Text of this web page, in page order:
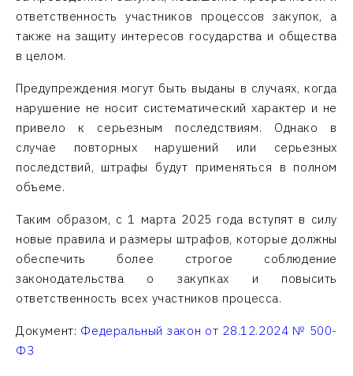
ответственность участников процессов закупок, а
также на защиту интересов государства и общества
в целом.
Предупреждения могут быть выданы в случаях, когда
нарушение не носит систематический характер и не
привело к серьезным последствиям. Однако в
случае повторных нарушений или серьезных
последствий, штрафы будут применяться в полном
объеме.
Таким образом, с 1 марта 2025 года вступят в силу
новые правила и размеры штрафов, которые должны
обеспечить более строгое соблюдение
законодательства о закупках и повысить
ответственность всех участников процесса.
Документ: Федеральный закон от 28.12.2024 № 500-
ФЗ